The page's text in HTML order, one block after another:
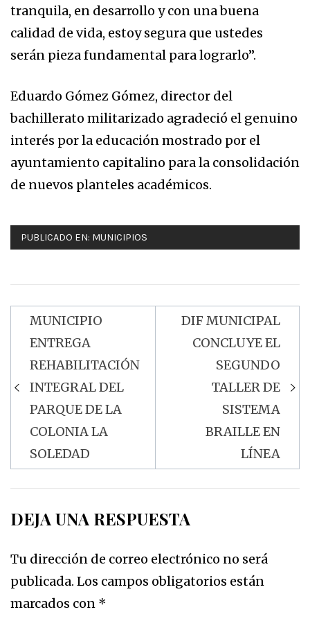
tranquila, en desarrollo y con una buena
calidad de vida, estoy segura que ustedes
serán pieza fundamental para lograrlo”.
Eduardo Gómez Gómez, director del
bachillerato militarizado agradeció el genuino
interés por la educación mostrado por el
ayuntamiento capitalino para la consolidación
de nuevos planteles académicos.
PUBLICADO EN: MUNICIPIOS
Navegación
de
entradas
MUNICIPIO
ENTREGA
REHABILITACIÓN
INTEGRAL DEL
PARQUE DE LA
COLONIA LA
SOLEDAD
DIF MUNICIPAL
CONCLUYE EL
SEGUNDO
TALLER DE
SISTEMA
BRAILLE EN
LÍNEA
DEJA UNA RESPUESTA
Tu dirección de correo electrónico no será
publicada. Los campos obligatorios están
marcados con *